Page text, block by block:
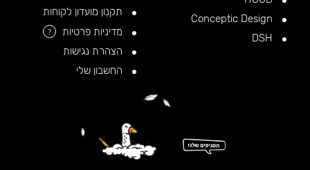
תקנון מועדון לקוחות
מדיניות פרטיות
?
הצהרת נגישות
החשבון שלי